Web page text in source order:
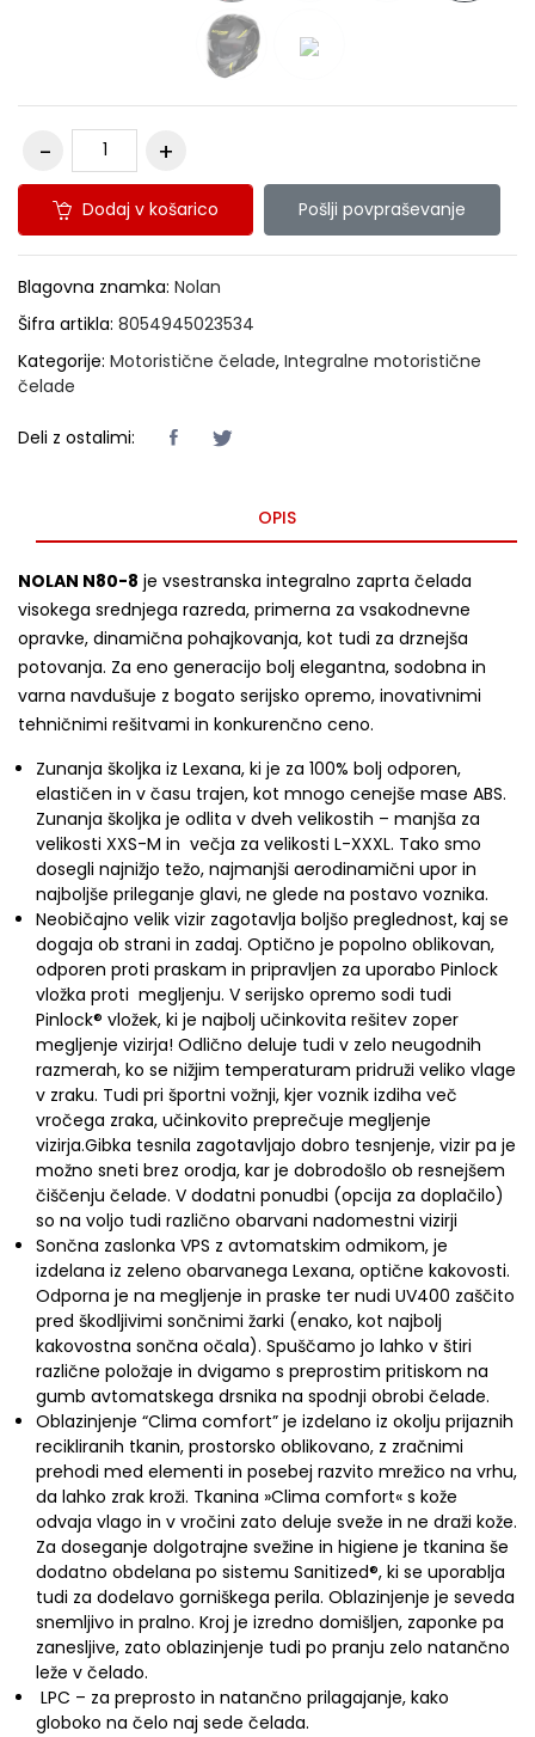
Dodaj v košarico Pošlji povpraševanje
Blagovna znamka: Nolan
Šifra artikla: 8054945023534
Kategorije: Motoristične čelade, Integralne motoristične
čelade
Deli z ostalimi:
OPIS
NOLAN N80-8 je vsestranska integralno zaprta čelada
visokega srednjega razreda, primerna za vsakodnevne
opravke, dinamična pohajkovanja, kot tudi za drznejša
potovanja. Za eno generacijo bolj elegantna, sodobna in
varna navdušuje z bogato serijsko opremo, inovativnimi
tehničnimi rešitvami in konkurenčno ceno.
Zunanja školjka iz Lexana, ki je za 100% bolj odporen,
elastičen in v času trajen, kot mnogo cenejše mase ABS.
Zunanja školjka je odlita v dveh velikostih – manjša za
velikosti XXS-M in večja za velikosti L-XXXL. Tako smo
dosegli najnižjo težo, najmanjši aerodinamični upor in
najboljše prileganje glavi, ne glede na postavo voznika.
Neobičajno velik vizir zagotavlja boljšo preglednost, kaj se
dogaja ob strani in zadaj. Optično je popolno oblikovan,
odporen proti praskam in pripravljen za uporabo Pinlock
vložka proti megljenju. V serijsko opremo sodi tudi
Pinlock® vložek, ki je najbolj učinkovita rešitev zoper
megljenje vizirja! Odlično deluje tudi v zelo neugodnih
razmerah, ko se nižjim temperaturam pridruži veliko vlage
v zraku. Tudi pri športni vožnji, kjer voznik izdiha več
vročega zraka, učinkovito preprečuje megljenje
vizirja.Gibka tesnila zagotavljajo dobro tesnjenje, vizir pa je
možno sneti brez orodja, kar je dobrodošlo ob resnejšem
čiščenju čelade. V dodatni ponudbi (opcija za doplačilo)
so na voljo tudi različno obarvani nadomestni vizirji
Sončna zaslonka VPS z avtomatskim odmikom, je
izdelana iz zeleno obarvanega Lexana, optične kakovosti.
Odporna je na megljenje in praske ter nudi UV400 zaščito
pred škodljivimi sončnimi žarki (enako, kot najbolj
kakovostna sončna očala). Spuščamo jo lahko v štiri
različne položaje in dvigamo s preprostim pritiskom na
gumb avtomatskega drsnika na spodnji obrobi čelade.
Oblazinjenje “Clima comfort” je izdelano iz okolju prijaznih
recikliranih tkanin, prostorsko oblikovano, z zračnimi
prehodi med elementi in posebej razvito mrežico na vrhu,
da lahko zrak kroži. Tkanina »Clima comfort« s kože
odvaja vlago in v vročini zato deluje sveže in ne draži kože.
Za doseganje dolgotrajne svežine in higiene je tkanina še
dodatno obdelana po sistemu Sanitized®, ki se uporablja
tudi za dodelavo gorniškega perila. Oblazinjenje je seveda
snemljivo in pralno. Kroj je izredno domišljen, zaponke pa
zanesljive, zato oblazinjenje tudi po pranju zelo natančno
leže v čelado.
LPC – za preprosto in natančno prilagajanje, kako
globoko na čelo naj sede čelada.